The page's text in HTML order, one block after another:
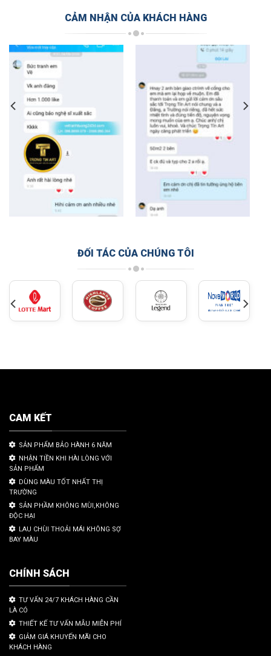
CẢM NHẬN CỦA KHÁCH HÀNG
ĐỐI TÁC CỦA CHÚNG TÔI
CAM KẾT
SẢN PHẨM BẢO HÀNH 6 NĂM
NHẬN TIỀN KHI HÀI LÒNG VỚI
SẢN PHẨM
DÙNG MÀU TỐT NHẤT THỊ
TRƯỜNG
SẢN PHẦM KHÔNG MÙI,KHÔNG
ĐỘC HẠI
LAU CHÙI THOẢI MÁI KHÔNG SỢ
BAY MÀU
CHÍNH SÁCH
TƯ VẤN 24/7 KHÁCH HÀNG CẦN
LÀ CÓ
THIẾT KẾ TƯ VẤN MẪU MIỄN PHÍ
GIẢM GIÁ KHUYẾN MÃI CHO
KHÁCH HÀNG